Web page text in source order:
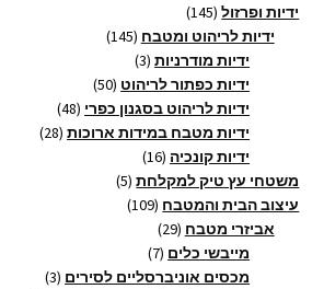
ידיות ופרזול 145
145
מוצרים
ידיות לריהוט ומטבח 145
145
ידיות מודרניות 3
3
מוצריםידיות כפתור לריהוט 50
50
מוצריםידיות לריהוט בסגנון כפרי 48
48
מוצרים ידיות מטבח במידות ארוכות 28
28
ידיות קונכיה 16
16
מוצריםמשטחי עץ טיק למקלחת 5
5
עיצוב הבית והמטבח 109
109
אביזרי מטבח 29
29
מוצרים מייבשי כלים 7
7
מוצרים
מכסים אוניברסליים לסירים 3
3